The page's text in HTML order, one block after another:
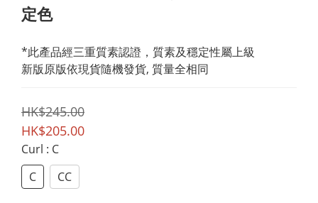
定色
*此產品經三重質素認證，質素及穩定性屬上級
新版原版依現貨隨機發貨, 質量全相同
HK$245.00
HK$205.00
Curl : C
C
CC